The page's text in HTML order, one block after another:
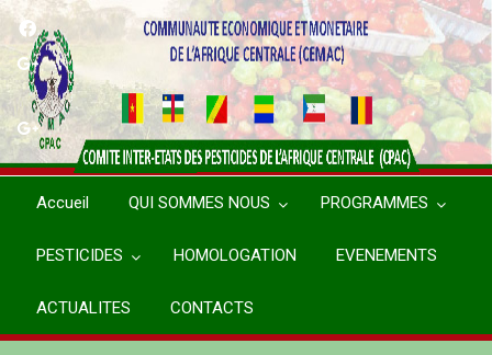
Aller
contenu
principal
Accueil QUI SOMMES NOUS PROGRAMMES
PESTICIDES HOMOLOGATION EVENEMENTS
ACTUALITES CONTACTS